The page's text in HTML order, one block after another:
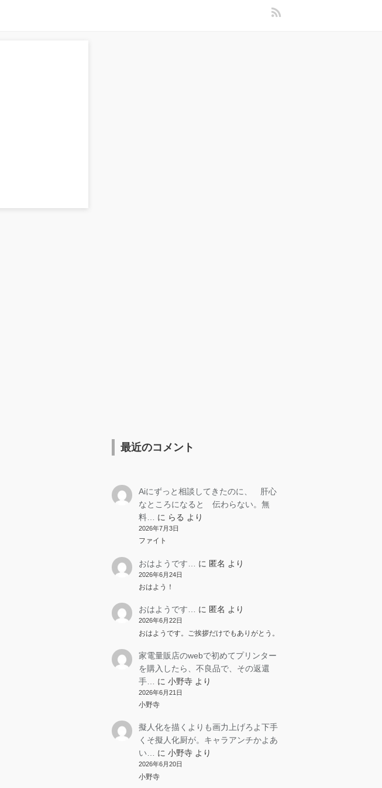
最近のコメント
Aiにずっと相談してきたのに、 肝心
なところになると 伝わらない。無
料…
に らる より
2026年7月3日
ファイト
おはようです… に 匿名 より
2026年6月24日
おはよう！
おはようです… に 匿名 より
2026年6月22日
おはようです。ご挨拶だけでもありがとう。
家電量販店のwebで初めてプリンター
を購入したら、不良品で、その返還
手…
に 小野寺より
2026年6月21日
小野寺
擬人化を描くよりも画力上げろよ下手
くそ擬人化厨が。キャラアンチかよあ
い…
に 小野寺より
2026年6月20日
小野寺